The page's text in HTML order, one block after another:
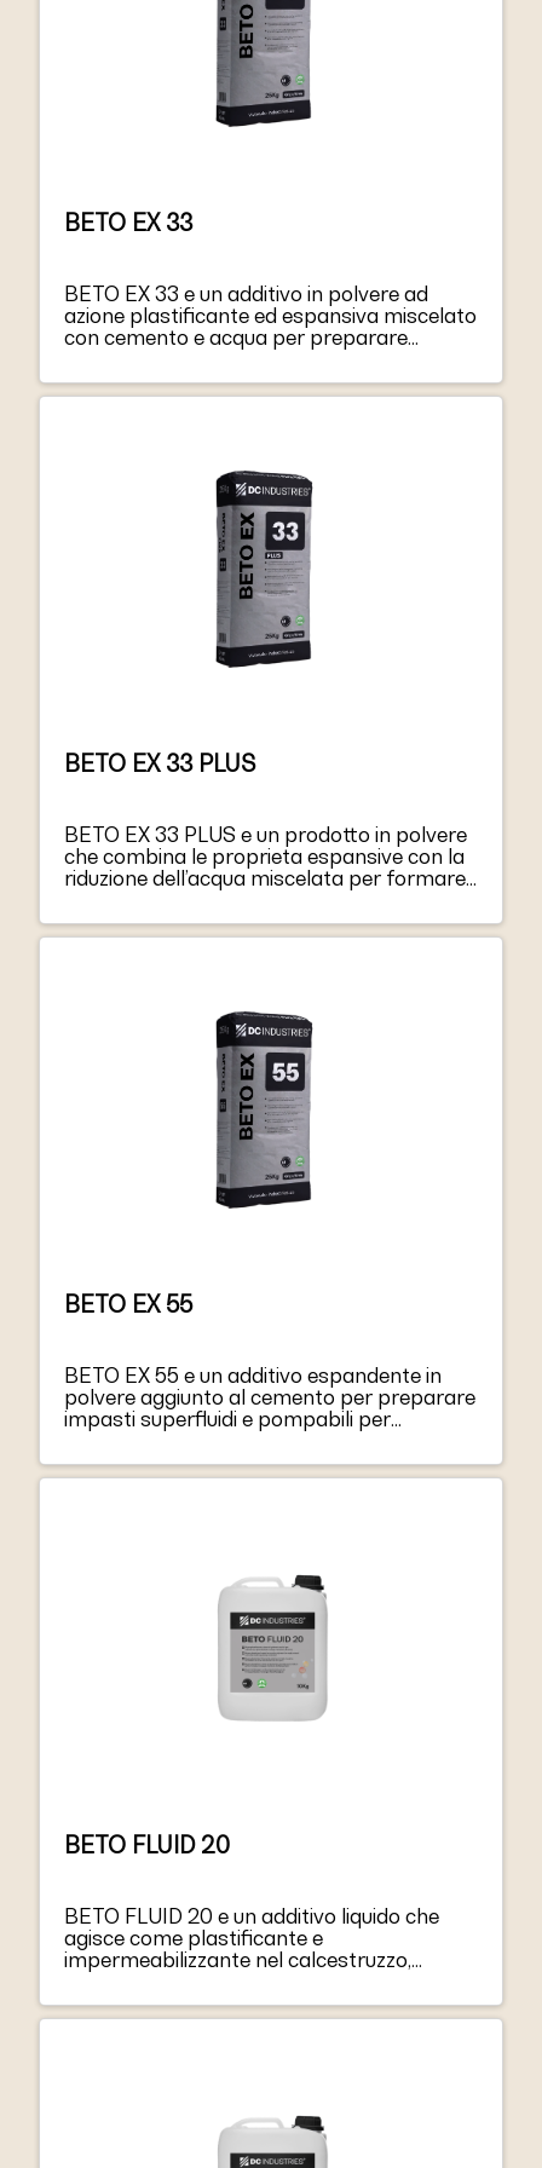
BETO EX 33
BETO EX 33 e un additivo in polvere ad
azione plastificante ed espansiva miscelato
con cemento e acqua per preparare
lavorabilita estesa. L’azione espansiva di
BETO EX 33 elimina il ritiro idraulico e
BETO EX 33 PLUS
BETO EX 33 PLUS e un prodotto in polvere
che combina le proprieta espansive con la
riduzione dell’acqua miscelata per formare
del ritiro.
BETO EX 55
BETO EX 55 e un additivo espandente in
polvere aggiunto al cemento per preparare
impasti superfluidi e pompabili per
BETO FLUID 20
BETO FLUID 20 e un additivo liquido che
agisce come plastificante e
impermeabilizzante nel calcestruzzo,
l’impermeabilita all’acqua in pressione
positiva e negativa o assorbimento